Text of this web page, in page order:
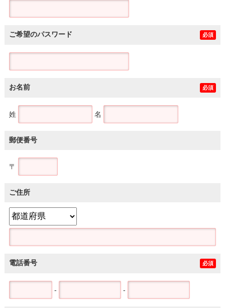
ご希望のパスワード 必須
お名前 必須
姓 名
郵便番号
〒
ご住所
電話番号 必須
- -